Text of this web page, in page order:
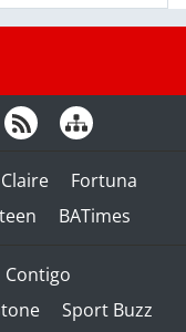
Fortuna
BATimes
Contigo
Sport Buzz